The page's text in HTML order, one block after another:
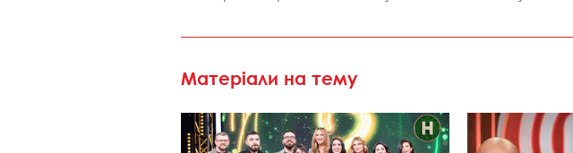
Матеріали на тему